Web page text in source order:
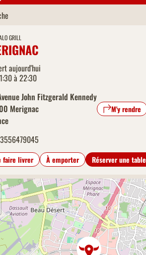
GRILL
aujourd'hui
à 22:30
John Fitzgerald Kennedy
Merignac
M'y rendre
faire livrer À emporter Réserver une table